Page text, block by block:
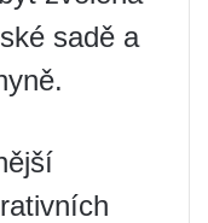
sadě a